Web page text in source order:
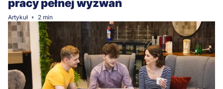
pracy pełnej wyzwań
Artykuł 2 min